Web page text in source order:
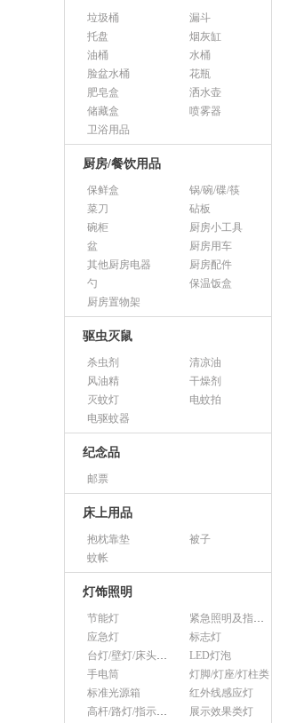
垃圾桶
漏斗
托盘
烟灰缸
油桶
水桶
脸盆水桶
花瓶
肥皂盒
洒水壶
储藏盒
喷雾器
卫浴用品
厨房/餐饮用品
保鲜盒
锅/碗/碟/筷
菜刀
砧板
碗柜
厨房小工具
盆
厨房用车
其他厨房电器
厨房配件
勺
保温饭盒
厨房置物架
驱虫灭鼠
杀虫剂
清凉油
风油精
干燥剂
灭蚊灯
电蚊拍
电驱蚊器
纪念品
邮票
床上用品
抱枕靠垫
被子
蚊帐
灯饰照明
节能灯
紧急照明及指示灯
应急灯
标志灯
台灯/壁灯/床头灯/落地灯
LED灯泡
手电筒
灯脚/灯座/灯柱类
标准光源箱
红外线感应灯
高杆/路灯/指示灯类
展示效果类灯